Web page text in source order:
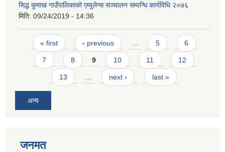
सिद्ध कुमाख गाउँपालिकाको एम्वुलेन्स सञ्चालन सम्वन्धि कार्यविधि २०७६
मिति: 09/24/2019 - 14:36
Pages
« first ‹ previous … 5 6
7 8 9 10 11 12
13 … next › last »
अन्य
जनमत